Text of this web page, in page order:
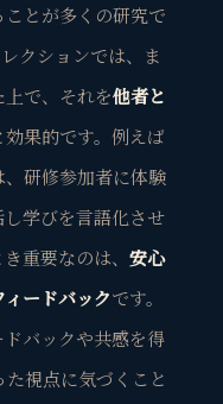
とが多くの研究で
クションでは、ま
で、それを他者と
果的です。例えば
研修参加者に体験
学びを言語化させ
重要なのは、 安心
ードバックです。
バックや共感を得
視点に気づくこと